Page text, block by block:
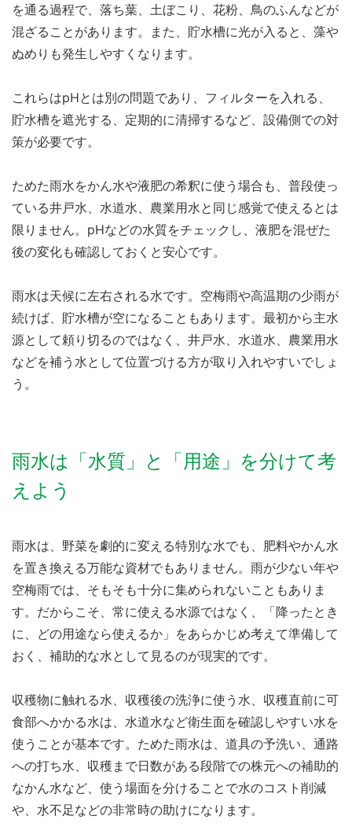
を通る過程で、落ち葉、土ぼこり、花粉、鳥のふんなどが
混ざることがあります。また、貯水槽に光が入ると、藻や
ぬめりも発生しやすくなります。
これらはpHとは別の問題であり、フィルターを入れる、
貯水槽を遮光する、定期的に清掃するなど、設備側での対
策が必要です。
ためた雨水をかん水や液肥の希釈に使う場合も、普段使っ
ている井戸水、水道水、農業用水と同じ感覚で使えるとは
限りません。pHなどの水質をチェックし、液肥を混ぜた
後の変化も確認しておくと安心です。
雨水は天候に左右される水です。空梅雨や高温期の少雨が
続けば、貯水槽が空になることもあります。最初から主水
源として頼り切るのではなく、井戸水、水道水、農業用水
などを補う水として位置づける方が取り入れやすいでしょ
う。
雨水は「水質」と「用途」を分けて考
えよう
雨水は、野菜を劇的に変える特別な水でも、肥料やかん水
を置き換える万能な資材でもありません。雨が少ない年や
空梅雨では、そもそも十分に集められないこともありま
す。だからこそ、常に使える水源ではなく、「降ったとき
に、どの用途なら使えるか」をあらかじめ考えて準備して
おく、補助的な水として見るのが現実的です。
収穫物に触れる水、収穫後の洗浄に使う水、収穫直前に可
食部へかかる水は、水道水など衛生面を確認しやすい水を
使うことが基本です。ためた雨水は、道具の予洗い、通路
への打ち水、収穫まで日数がある段階での株元への補助的
なかん水など、使う場面を分けることで水のコスト削減
や、水不足などの非常時の助けになります。